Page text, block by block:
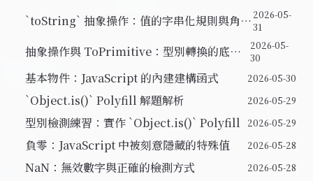
`toString` 抽象操作：值的字串化規則與角落 2026-05-
31
抽象操作與 ToPrimitive：型別轉換的底層
2026-05-
30
基本物件：JavaScript 的內建建構函式 2026-05-30
`Object.is()` Polyfill 解題解析 2026-05-29
型別檢測練習：實作 `Object.is()` Polyfill 2026-05-29
負零：JavaScript 中被刻意隱藏的特殊值 2026-05-28
NaN：無效數字與正確的檢測方式 2026-05-28